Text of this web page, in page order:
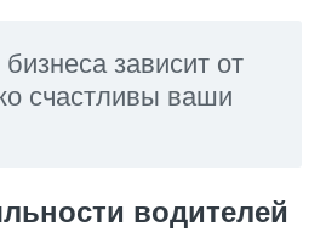
зависит от
счастливы ваши
водителей